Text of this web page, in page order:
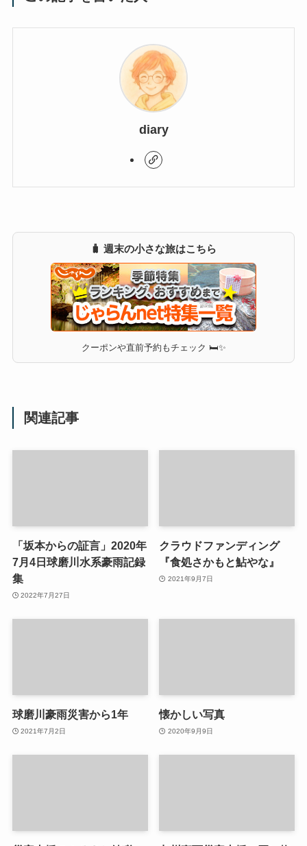
diary
🧳 週末の小さな旅はこちら
クーポンや直前予約もチェック 🛏✨
関連記事
「坂本からの証言」2020年
7月4日球磨川水系豪雨記録
集
2022年7月27日
クラウドファンディング
『食処さかもと鮎やな』
2021年9月7日
球磨川豪雨災害から1年
2021年7月2日
懐かしい写真
2020年9月9日